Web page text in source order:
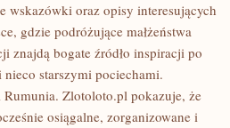
wskazówki oraz opisy interesujących
gdzie podróżujące małżeństwa
znajdą bogate źródło inspiracji po
starszymi pociechami.
Rumunia. Zlotoloto.pl pokazuje, że
osiągalne, zorganizowane i